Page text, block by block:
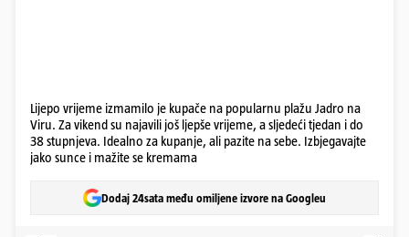
Lijepo vrijeme izmamilo je kupače na popularnu plažu Jadro na
Viru. Za vikend su najavili još ljepše vrijeme, a sljedeći tjedan i do
38 stupnjeva. Idealno za kupanje, ali pazite na sebe. Izbjegavajte
jako sunce i mažite se kremama
Dodaj 24sata među omiljene izvore na Googleu